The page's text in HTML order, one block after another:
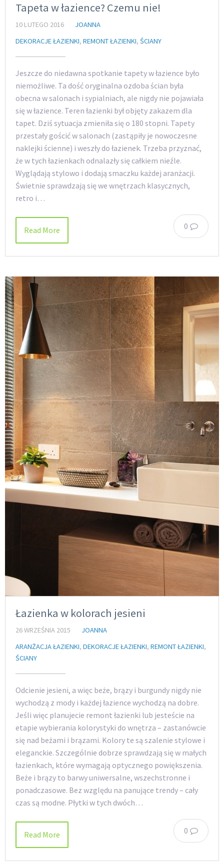
Tapeta w łazience? Czemu nie!
10 LUTEGO 2016
JOANNA
DEKORACJE ŁAZIENKI, REMONT ŁAZIENKI, ŚCIANY
Jeszcze do niedawna spotkanie tapety w łazience było
niemożliwe. Ta dość oryginalna ozdoba ścian była
obecna w salonach i sypialniach, ale nigdy nie pojawiała
się w łazience. Teren łazienki był objęty zakazem dla
tapet. Dziś sytuacja zmieniła się o 180 stopni. Tapety
przestały gościć w salonach (zastąpiły je nowoczesne
naklejki ścienne) i weszły do łazienek. Trzeba przyznać,
że w tych łazienkach odnalazły się całkiem nieźle.
Wyglądają stylowo i dodają smaczku każdej aranżacji.
Świetnie sprawdzają się we wnętrzach klasycznych,
retro i…
0
Read More
Łazienka w kolorach jesieni
26 WRZEŚNIA 2015
JOANNA
ARANŻACJA ŁAZIENKI, DEKORACJE ŁAZIENKI, REMONT ŁAZIENKI,
ŚCIANY
Odcienie jesieni, a więc beże, brązy i burgundy nigdy nie
wychodzą z mody i każdej łazience wychodzą na dobre.
Jeśli więc planujecie remont łazienki lub jesteście na
etapie wybierania kolorystyki do wnętrza – zastanówcie
się nad beżami i brązami. Kolory te są szalenie stylowe i
eleganckie. Szczególnie dobrze sprawdzają się w małych
łazienkach, które wymagają optycznego powiększenia.
Beże i brązy to barwy uniwersalne, wszechstronne i
ponadczasowe. Bez względu na panujące trendy – cały
czas są modne. Płytki w tych dwóch…
0
Read More